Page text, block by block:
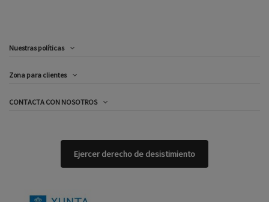
Nuestras políticas
Zona para clientes
CONTACTA CON NOSOTROS
Ejercer derecho de desistimiento